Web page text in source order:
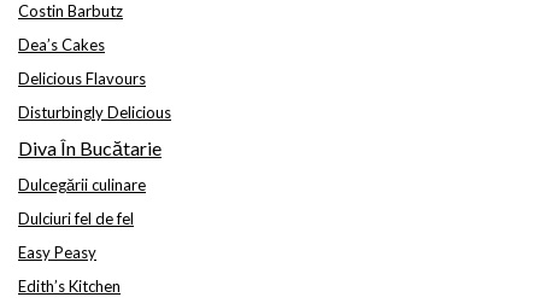
Costin Barbutz
Dea’s Cakes
Delicious Flavours
Disturbingly Delicious
Diva În Bucătarie
Dulcegării culinare
Dulciuri fel de fel
Easy Peasy
Edith’s Kitchen